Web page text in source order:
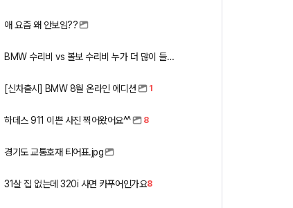
애 요즘 왜 안보임??
BMW 수리비 vs 볼보 수리비 누가 더 많이 들까요 ㅎ
[신차출시] BMW 8월 온라인 에디션 1
하데스 911 이쁜 사진 찍어왔어요^^ 8
경기도 교통호재 티어표.jpg
31살 집 없는데 320i 사면 카푸어인가요8